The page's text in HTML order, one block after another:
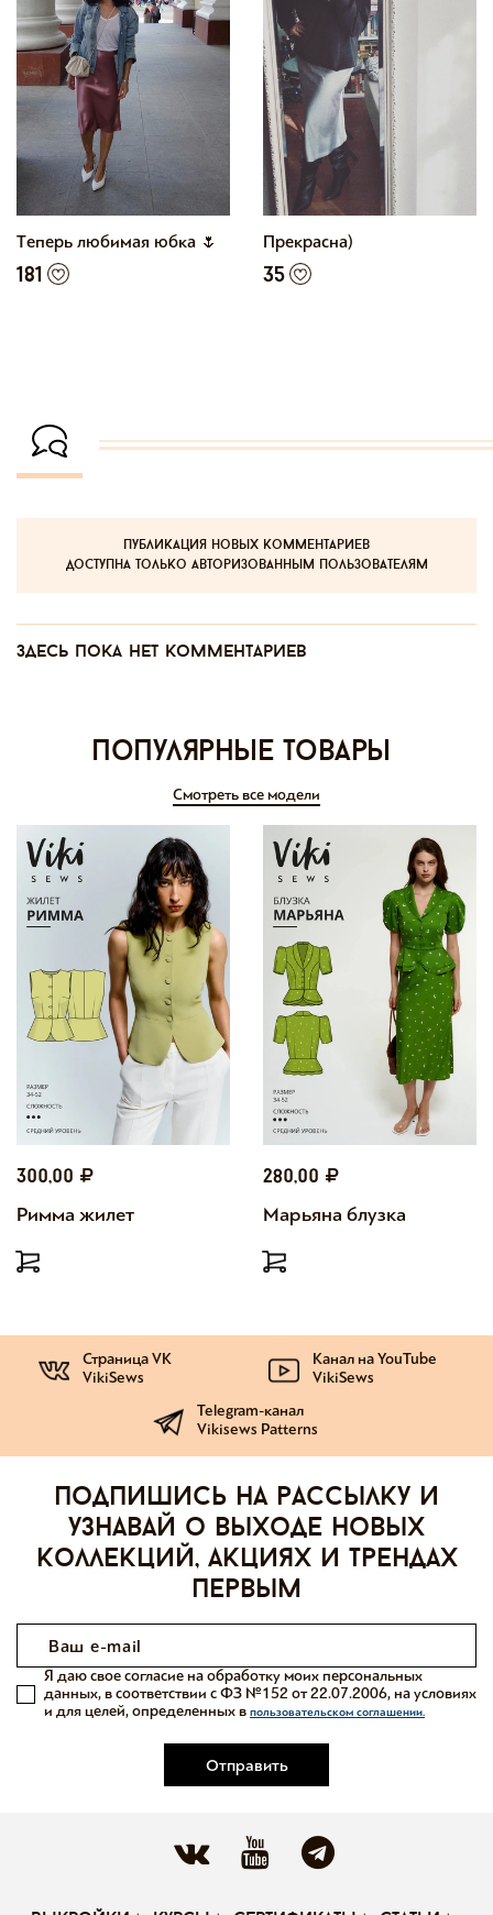
Теперь любимая юбка 🌷
181
Прекрасна)
35
публикация новых комментариев
доступна только авторизованным пользователям
Здесь пока нет комментариев
Популярные товары
Смотреть все модели
300,00
Римма жилет
280,00
Марьяна блузка
Страница VK
VikiSews
Канал на YouTube
VikiSews
Telegram-канал
Vikisews Patterns
Подпишись на рассылку и
узнавай о выходе новых
коллекций, акциях и трендах
первым
Отправить
Я даю свое согласие на обработку моих персональных
данных, в соответствии с ФЗ №152 от 22.07.2006, на условиях
и для целей, определенных в пользовательском соглашении.